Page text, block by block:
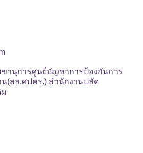
ขานุการศูนย์บัญชาการป้องกันการ
(สล.ศปคร.) สำนักงานปลัด